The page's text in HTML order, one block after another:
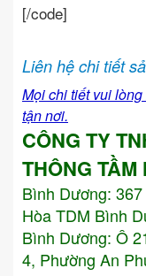
[/code]
Liên hệ chi tiết
Mọi chi tiết vui
tận nơi.
CÔNG TY
THÔNG TẦM
Bình Dương:
Hòa TDM Bình
Bình Dương: Ô
4, Phường An